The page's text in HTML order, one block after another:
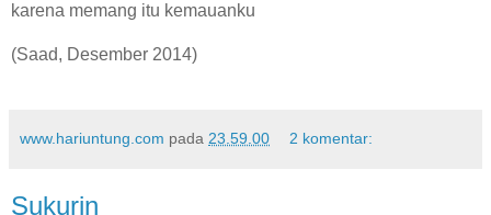
karena memang itu kemauanku
(Saad, Desember 2014)
www.hariuntung.com pada 23.59.00 2 komentar:
Sukurin